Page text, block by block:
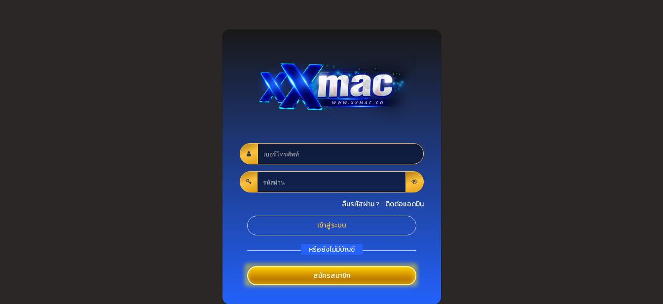
ลืมรหัสผ่าน ? /ติดต่อแอดมิน
เข้าสู่ระบบ
หรือยังไม่มีบัญชี
สมัครสมาชิก